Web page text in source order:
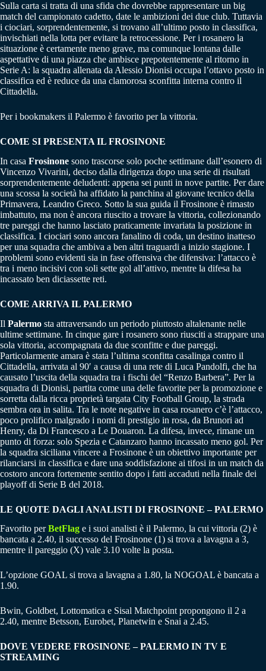
Sulla carta si tratta di una sfida che dovrebbe rappresentare un big
match del campionato cadetto, date le ambizioni dei due club. Tuttavia
i ciociari, sorprendentemente, si trovano all’ultimo posto in classifica,
invischiati nella lotta per evitare la retrocessione. Per i rosanero la
situazione è certamente meno grave, ma comunque lontana dalle
aspettative di una piazza che ambisce prepotentemente al ritorno in
Serie A: la squadra allenata da Alessio Dionisi occupa l’ottavo posto in
classifica ed è reduce da una clamorosa sconfitta interna contro il
Cittadella.
Per i bookmakers il Palermo è favorito per la vittoria.
COME SI PRESENTA IL FROSINONE
In casa Frosinone sono trascorse solo poche settimane dall’esonero di
Vincenzo Vivarini, deciso dalla dirigenza dopo una serie di risultati
sorprendentemente deludenti: appena sei punti in nove partite. Per dare
una scossa la società ha affidato la panchina al giovane tecnico della
Primavera, Leandro Greco. Sotto la sua guida il Frosinone è rimasto
imbattuto, ma non è ancora riuscito a trovare la vittoria, collezionando
tre pareggi che hanno lasciato praticamente invariata la posizione in
classifica. I ciociari sono ancora fanalino di coda, un destino inatteso
per una squadra che ambiva a ben altri traguardi a inizio stagione. I
problemi sono evidenti sia in fase offensiva che difensiva: l’attacco è
tra i meno incisivi con soli sette gol all’attivo, mentre la difesa ha
incassato ben diciassette reti.
COME ARRIVA IL PALERMO
Il Palermo sta attraversando un periodo piuttosto altalenante nelle
ultime settimane. In cinque gare i rosanero sono riusciti a strappare una
sola vittoria, accompagnata da due sconfitte e due pareggi.
Particolarmente amara è stata l’ultima sconfitta casalinga contro il
Cittadella, arrivata al 90′ a causa di una rete di Luca Pandolfi, che ha
causato l’uscita della squadra tra i fischi del “Renzo Barbera”. Per la
squadra di Dionisi, partita come una delle favorite per la promozione e
sorretta dalla ricca proprietà targata City Football Group, la strada
sembra ora in salita. Tra le note negative in casa rosanero c’è l’attacco,
poco prolifico malgrado i nomi di prestigio in rosa, da Brunori ad
Henry, da Di Francesco a Le Douaron. La difesa, invece, rimane un
punto di forza: solo Spezia e Catanzaro hanno incassato meno gol. Per
la squadra siciliana vincere a Frosinone è un obiettivo importante per
rilanciarsi in classifica e dare una soddisfazione ai tifosi in un match da
costoro ancora fortemente sentito dopo i fatti accaduti nella finale dei
playoff di Serie B del 2018.
LE QUOTE DAGLI ANALISTI DI FROSINONE – PALERMO
Favorito perBetFlag e i suoi analisti è il Palermo, la cui vittoria (2) è
bancata a 2.40, il successo del Frosinone (1) si trova a lavagna a 3,
mentre il pareggio (X) vale 3.10 volte la posta.
L’opzione GOAL si trova a lavagna a 1.80, la NOGOAL è bancata a
1.90.
Bwin, Goldbet, Lottomatica e Sisal Matchpoint propongono il 2 a
2.40, mentre Betsson, Eurobet, Planetwin e Snai a 2.45.
DOVE VEDERE FROSINONE – PALERMO IN TV E
STREAMING